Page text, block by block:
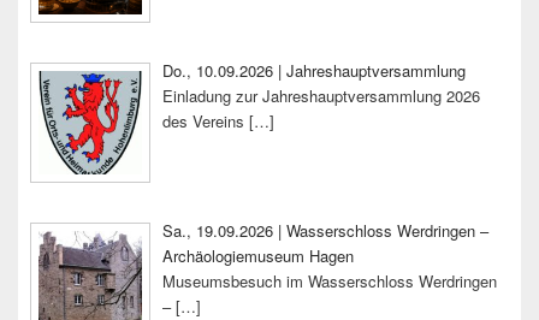
Do., 10.09.2026 | Jahreshauptversammlung
Einladung zur Jahreshauptversammlung 2026
des Vereins […]
Sa., 19.09.2026 | Wasserschloss Werdringen –
Archäologiemuseum Hagen
Museumsbesuch im Wasserschloss Werdringen
–[…]